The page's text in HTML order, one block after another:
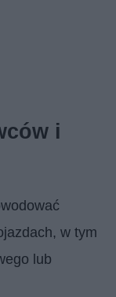
i
w tym
lub